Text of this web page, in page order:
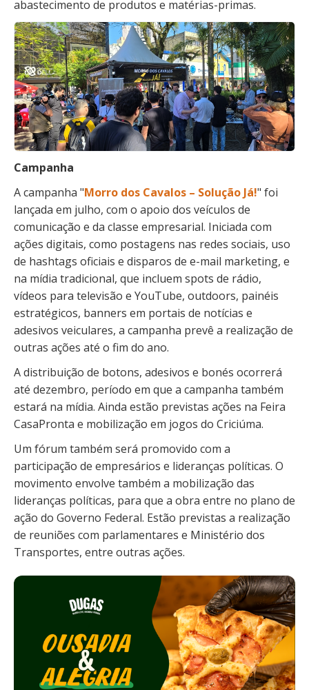
abastecimento de produtos e matérias-primas.
Campanha
A campanha "Morro dos Cavalos – Solução Já!" foi
lançada em julho, com o apoio dos veículos de
comunicação e da classe empresarial. Iniciada com
ações digitais, como postagens nas redes sociais, uso
de hashtags oficiais e disparos de e-mail marketing, e
na mídia tradicional, que incluem spots de rádio,
vídeos para televisão e YouTube, outdoors, painéis
estratégicos, banners em portais de notícias e
adesivos veiculares, a campanha prevê a realização de
outras ações até o fim do ano.
A distribuição de botons, adesivos e bonés ocorrerá
até dezembro, período em que a campanha também
estará na mídia. Ainda estão previstas ações na Feira
CasaPronta e mobilização em jogos do Criciúma.
Um fórum também será promovido com a
participação de empresários e lideranças políticas. O
movimento envolve também a mobilização das
lideranças políticas, para que a obra entre no plano de
ação do Governo Federal. Estão previstas a realização
de reuniões com parlamentares e Ministério dos
Transportes, entre outras ações.